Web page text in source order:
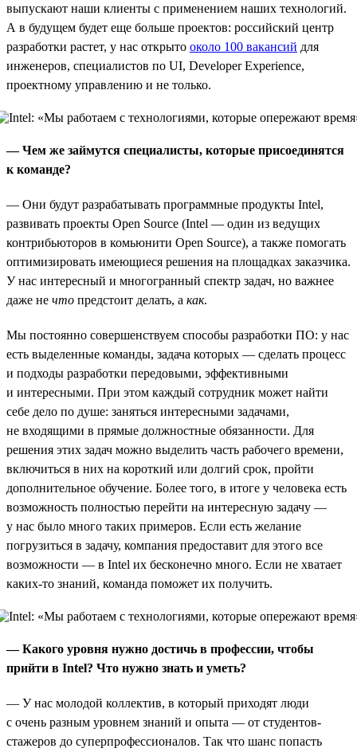
выпускают наши клиенты с применением наших технологий.
А в будущем будет еще больше проектов: российский центр
разработки растет, у нас открыто около 100 вакансий для
инженеров, специалистов по UI, Developer Experience,
проектному управлению и не только.
— Чем же займутся специалисты, которые присоединятся
к команде?
— Они будут разрабатывать программные продукты Intel,
развивать проекты Open Source (Intel — один из ведущих
контрибьюторов в комьюнити Open Source), а также помогать
оптимизировать имеющиеся решения на площадках заказчика.
У нас интересный и многогранный спектр задач, но важнее
даже не что предстоит делать, а как.
Мы постоянно совершенствуем способы разработки ПО: у нас
есть выделенные команды, задача которых — сделать процесс
и подходы разработки передовыми, эффективными
и интересными. При этом каждый сотрудник может найти
себе дело по душе: заняться интересными задачами,
не входящими в прямые должностные обязанности. Для
решения этих задач можно выделить часть рабочего времени,
включиться в них на короткий или долгий срок, пройти
дополнительное обучение. Более того, в итоге у человека есть
возможность полностью перейти на интересную задачу —
у нас было много таких примеров. Если есть желание
погрузиться в задачу, компания предоставит для этого все
возможности — в Intel их бесконечно много. Если не хватает
каких-то знаний, команда поможет их получить.
— Какого уровня нужно достичь в профессии, чтобы
прийти в Intel? Что нужно знать и уметь?
— У нас молодой коллектив, в который приходят люди
с очень разным уровнем знаний и опыта — от студентов-
стажеров до суперпрофессионалов. Так что шанс попасть